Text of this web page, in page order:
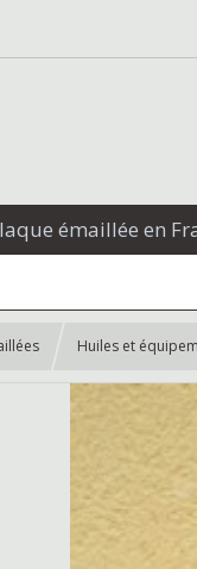
émaillée en
Huiles et